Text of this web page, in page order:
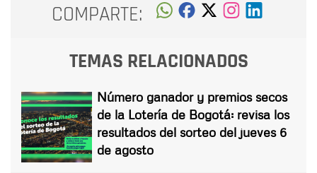
COMPARTE:
TEMAS RELACIONADOS
Número ganador y premios secos
de la Lotería de Bogotá: revisa los
resultados del sorteo del jueves 6
de agosto